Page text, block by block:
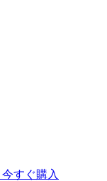
今すぐ購入